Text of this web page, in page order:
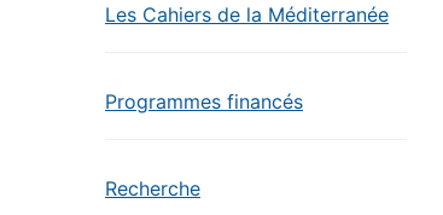
Les Cahiers de la Méditerranée
Programmes financés
Recherche